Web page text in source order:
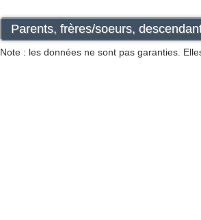
Parents, frères/soeurs,
Note : les données ne sont pas garanties.